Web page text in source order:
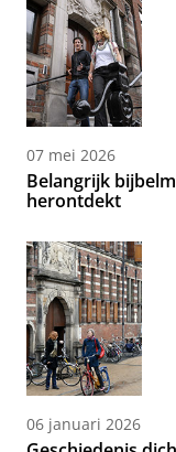
07 mei 2026
Belangrijk
herontdekt
06 januari 2026